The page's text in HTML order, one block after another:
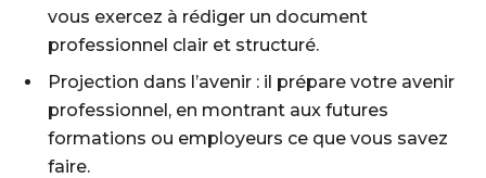
vous exercez à rédiger un document
professionnel clair et structuré.
Projection dans l’avenir : il prépare votre avenir
professionnel, en montrant aux futures
formations ou employeurs ce que vous savez
faire.